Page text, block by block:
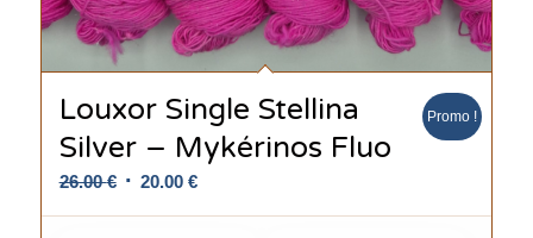
Louxor Single Stellina
Silver – Mykérinos Fluo
26.00€ Le 20.00 €Le
Promo !